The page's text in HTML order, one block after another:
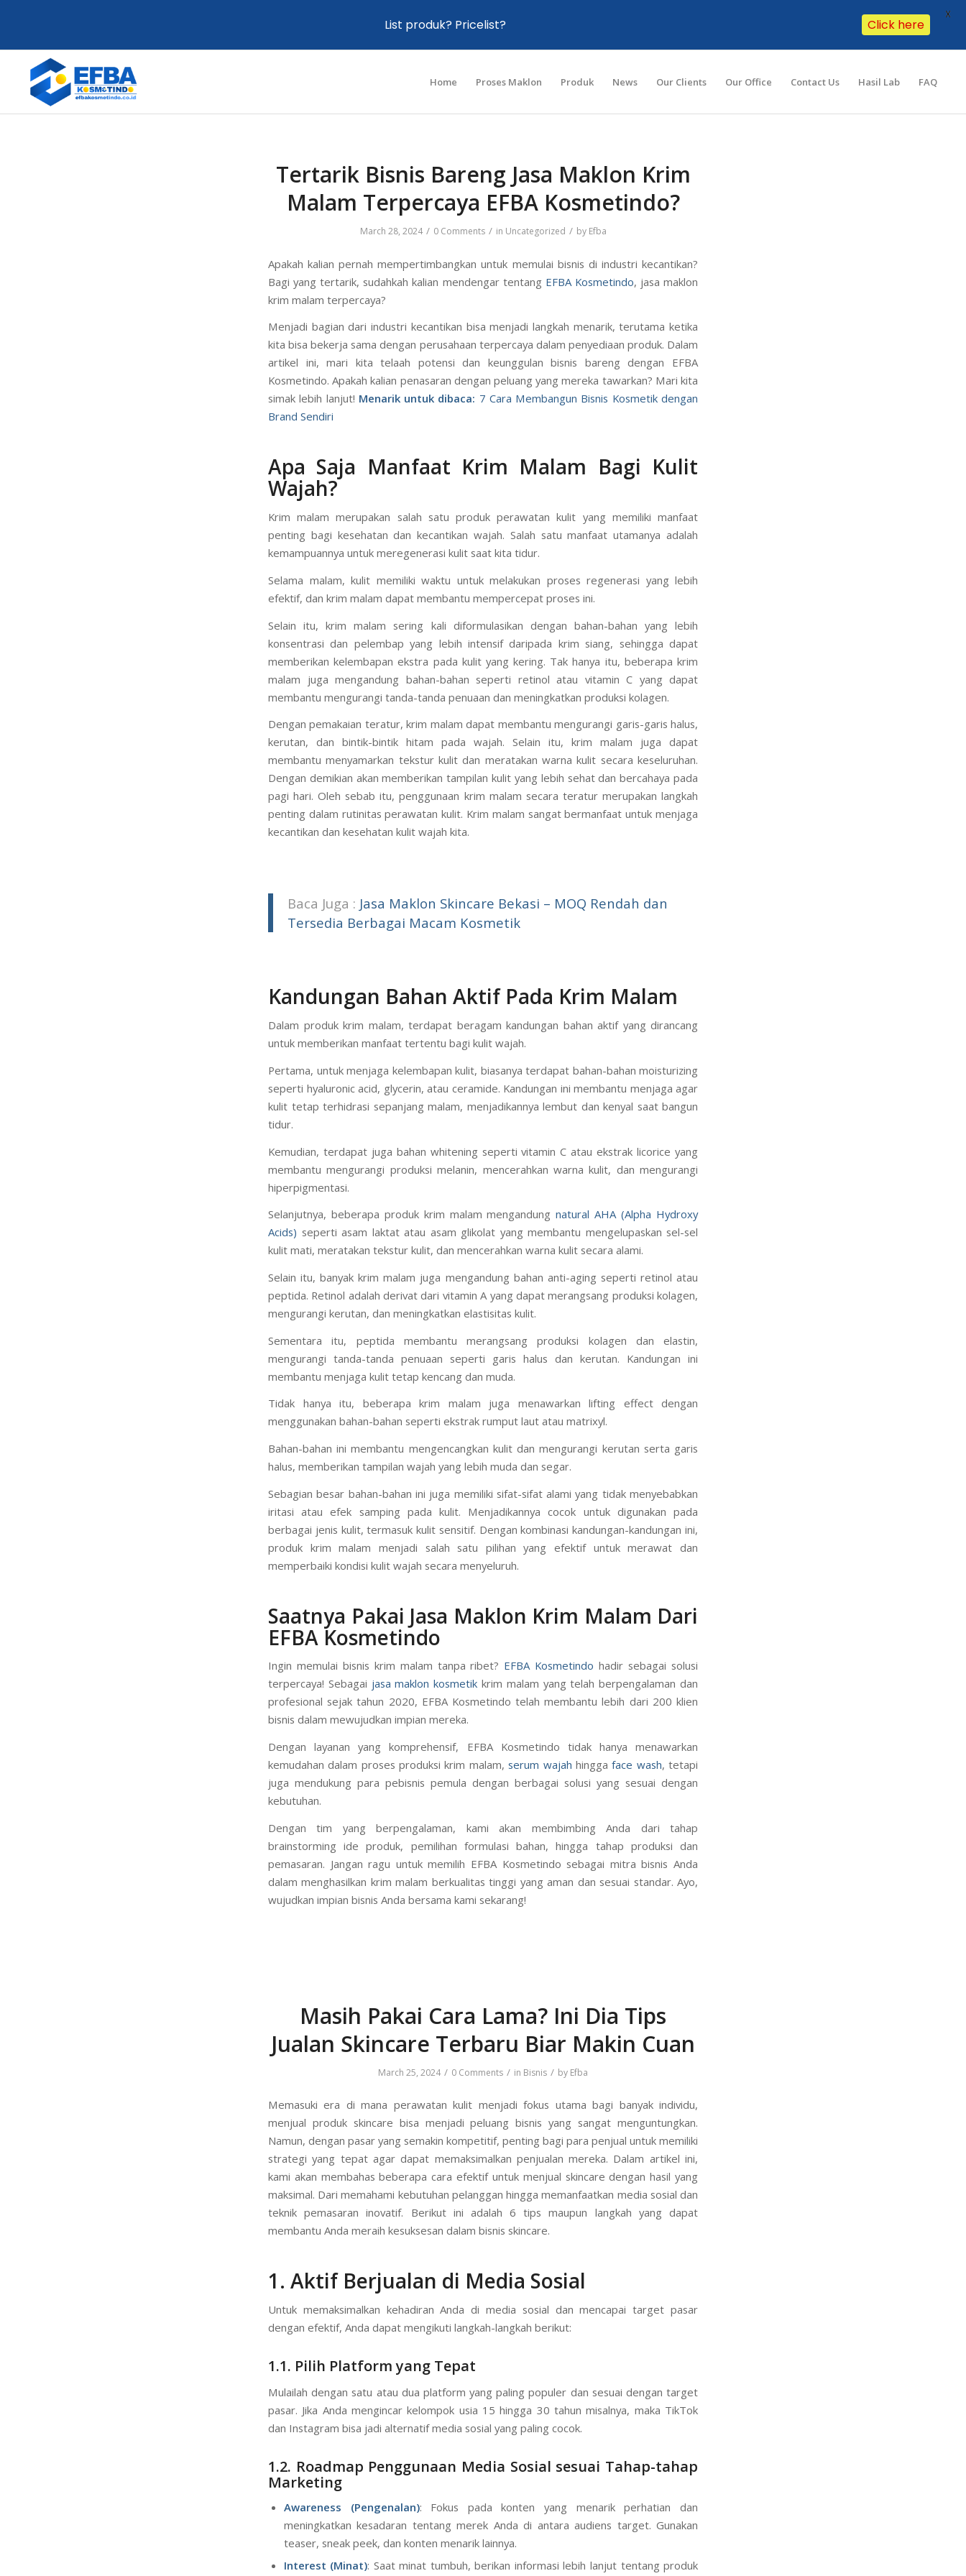
Home Proses Maklon Produk News Our Clients Our Office Contact Us Hasil Lab FAQ
Tertarik Bisnis Bareng Jasa Maklon Krim
Malam Terpercaya EFBA Kosmetindo?
March 28, 2024 / 0 Comments / in Uncategorized / by Efba
Apakah kalian pernah mempertimbangkan untuk memulai bisnis di industri kecantikan?
Bagi yang tertarik, sudahkah kalian mendengar tentang EFBA Kosmetindo, jasa maklon
krim malam terpercaya?
Menjadi bagian dari industri kecantikan bisa menjadi langkah menarik, terutama ketika
kita bisa bekerja sama dengan perusahaan terpercaya dalam penyediaan produk. Dalam
artikel ini, mari kita telaah potensi dan keunggulan bisnis bareng dengan EFBA
Kosmetindo. Apakah kalian penasaran dengan peluang yang mereka tawarkan? Mari kita
simak lebih lanjut! Menarik untuk dibaca: 7 Cara Membangun Bisnis Kosmetik dengan
Brand Sendiri
Apa Saja Manfaat Krim Malam Bagi Kulit
Wajah?
Krim malam merupakan salah satu produk perawatan kulit yang memiliki manfaat
penting bagi kesehatan dan kecantikan wajah. Salah satu manfaat utamanya adalah
kemampuannya untuk meregenerasi kulit saat kita tidur.
Selama malam, kulit memiliki waktu untuk melakukan proses regenerasi yang lebih
efektif, dan krim malam dapat membantu mempercepat proses ini.
Selain itu, krim malam sering kali diformulasikan dengan bahan-bahan yang lebih
konsentrasi dan pelembap yang lebih intensif daripada krim siang, sehingga dapat
memberikan kelembapan ekstra pada kulit yang kering. Tak hanya itu, beberapa krim
malam juga mengandung bahan-bahan seperti retinol atau vitamin C yang dapat
membantu mengurangi tanda-tanda penuaan dan meningkatkan produksi kolagen.
Dengan pemakaian teratur, krim malam dapat membantu mengurangi garis-garis halus,
kerutan, dan bintik-bintik hitam pada wajah. Selain itu, krim malam juga dapat
membantu menyamarkan tekstur kulit dan meratakan warna kulit secara keseluruhan.
Dengan demikian akan memberikan tampilan kulit yang lebih sehat dan bercahaya pada
pagi hari. Oleh sebab itu, penggunaan krim malam secara teratur merupakan langkah
penting dalam rutinitas perawatan kulit. Krim malam sangat bermanfaat untuk menjaga
kecantikan dan kesehatan kulit wajah kita.
Baca Juga : Jasa Maklon Skincare Bekasi – MOQ Rendah dan
Tersedia Berbagai Macam Kosmetik
Kandungan Bahan Aktif Pada Krim Malam
Dalam produk krim malam, terdapat beragam kandungan bahan aktif yang dirancang
untuk memberikan manfaat tertentu bagi kulit wajah.
Pertama, untuk menjaga kelembapan kulit, biasanya terdapat bahan-bahan moisturizing
seperti hyaluronic acid, glycerin, atau ceramide. Kandungan ini membantu menjaga agar
kulit tetap terhidrasi sepanjang malam, menjadikannya lembut dan kenyal saat bangun
tidur.
Kemudian, terdapat juga bahan whitening seperti vitamin C atau ekstrak licorice yang
membantu mengurangi produksi melanin, mencerahkan warna kulit, dan mengurangi
hiperpigmentasi.
Selanjutnya, beberapa produk krim malam mengandungnatural AHA (Alpha Hydroxy
Acids) seperti asam laktat atau asam glikolat yang membantu mengelupaskan sel-sel
kulit mati, meratakan tekstur kulit, dan mencerahkan warna kulit secara alami.
Selain itu, banyak krim malam juga mengandung bahan anti-aging seperti retinol atau
peptida. Retinol adalah derivat dari vitamin A yang dapat merangsang produksi kolagen,
mengurangi kerutan, dan meningkatkan elastisitas kulit.
Sementara itu, peptida membantu merangsang produksi kolagen dan elastin,
mengurangi tanda-tanda penuaan seperti garis halus dan kerutan. Kandungan ini
membantu menjaga kulit tetap kencang dan muda.
Tidak hanya itu, beberapa krim malam juga menawarkan lifting effect dengan
menggunakan bahan-bahan seperti ekstrak rumput laut atau matrixyl.
Bahan-bahan ini membantu mengencangkan kulit dan mengurangi kerutan serta garis
halus, memberikan tampilan wajah yang lebih muda dan segar.
Sebagian besar bahan-bahan ini juga memiliki sifat-sifat alami yang tidak menyebabkan
iritasi atau efek samping pada kulit. Menjadikannya cocok untuk digunakan pada
berbagai jenis kulit, termasuk kulit sensitif. Dengan kombinasi kandungan-kandungan ini,
produk krim malam menjadi salah satu pilihan yang efektif untuk merawat dan
memperbaiki kondisi kulit wajah secara menyeluruh.
Saatnya Pakai Jasa Maklon Krim Malam Dari
EFBA Kosmetindo
Ingin memulai bisnis krim malam tanpa ribet? EFBA Kosmetindo hadir sebagai solusi
terpercaya! Sebagai jasa maklon kosmetik krim malam yang telah berpengalaman dan
profesional sejak tahun 2020, EFBA Kosmetindo telah membantu lebih dari 200 klien
bisnis dalam mewujudkan impian mereka.
Dengan layanan yang komprehensif, EFBA Kosmetindo tidak hanya menawarkan
kemudahan dalam proses produksi krim malam,serum wajah hinggaface wash, tetapi
juga mendukung para pebisnis pemula dengan berbagai solusi yang sesuai dengan
kebutuhan.
Dengan tim yang berpengalaman, kami akan membimbing Anda dari tahap
brainstorming ide produk, pemilihan formulasi bahan, hingga tahap produksi dan
pemasaran. Jangan ragu untuk memilih EFBA Kosmetindo sebagai mitra bisnis Anda
dalam menghasilkan krim malam berkualitas tinggi yang aman dan sesuai standar. Ayo,
wujudkan impian bisnis Anda bersama kami sekarang!
Masih Pakai Cara Lama? Ini Dia Tips
Jualan Skincare Terbaru Biar Makin Cuan
March 25, 2024 / 0 Comments / in Bisnis / by Efba
Memasuki era di mana perawatan kulit menjadi fokus utama bagi banyak individu,
menjual produk skincare bisa menjadi peluang bisnis yang sangat menguntungkan.
Namun, dengan pasar yang semakin kompetitif, penting bagi para penjual untuk memiliki
strategi yang tepat agar dapat memaksimalkan penjualan mereka. Dalam artikel ini,
kami akan membahas beberapa cara efektif untuk menjual skincare dengan hasil yang
maksimal. Dari memahami kebutuhan pelanggan hingga memanfaatkan media sosial dan
teknik pemasaran inovatif. Berikut ini adalah 6 tips maupun langkah yang dapat
membantu Anda meraih kesuksesan dalam bisnis skincare.
1. Aktif Berjualan di Media Sosial
Untuk memaksimalkan kehadiran Anda di media sosial dan mencapai target pasar
dengan efektif, Anda dapat mengikuti langkah-langkah berikut:
1.1. Pilih Platform yang Tepat
Mulailah dengan satu atau dua platform yang paling populer dan sesuai dengan target
pasar. Jika Anda mengincar kelompok usia 15 hingga 30 tahun misalnya, maka TikTok
dan Instagram bisa jadi alternatif media sosial yang paling cocok.
1.2. Roadmap Penggunaan Media Sosial sesuai Tahap-tahap
Marketing
Awareness (Pengenalan): Fokus pada konten yang menarik perhatian dan
meningkatkan kesadaran tentang merek Anda di antara audiens target. Gunakan
teaser, sneak peek, dan konten menarik lainnya.
Interest (Minat): Saat minat tumbuh, berikan informasi lebih lanjut tentang produk
List produk? Pricelist? Click here
X